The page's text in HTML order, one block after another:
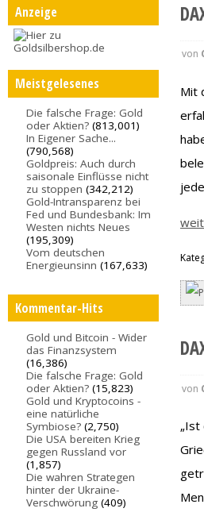
Anzeige
Meistgelesenes
Die falsche Frage: Gold
oder Aktien? (813,001)
In Eigener Sache...
(790,568)
Goldpreis: Auch durch
saisonale Einflüsse nicht
zu stoppen (342,212)
Gold-Intransparenz bei
Fed und Bundesbank: Im
Westen nichts Neues
(195,309)
Vom deutschen
Energieunsinn (167,633)
Kommentar-Hits
Gold und Bitcoin - Wider
das Finanzsystem
(16,386)
Die falsche Frage: Gold
oder Aktien? (15,823)
Gold und Kryptocoins -
eine natürliche
Symbiose? (2,750)
Die USA bereiten Krieg
gegen Russland vor
(1,857)
Die wahren Strategen
hinter der Ukraine-
Verschwörung (409)
von
Mit
von
„Ist